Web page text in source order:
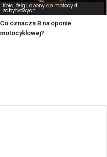
Koła, felgi, opony do motocykli
zabytkowych
Co oznacza B na oponie
motocyklowej?